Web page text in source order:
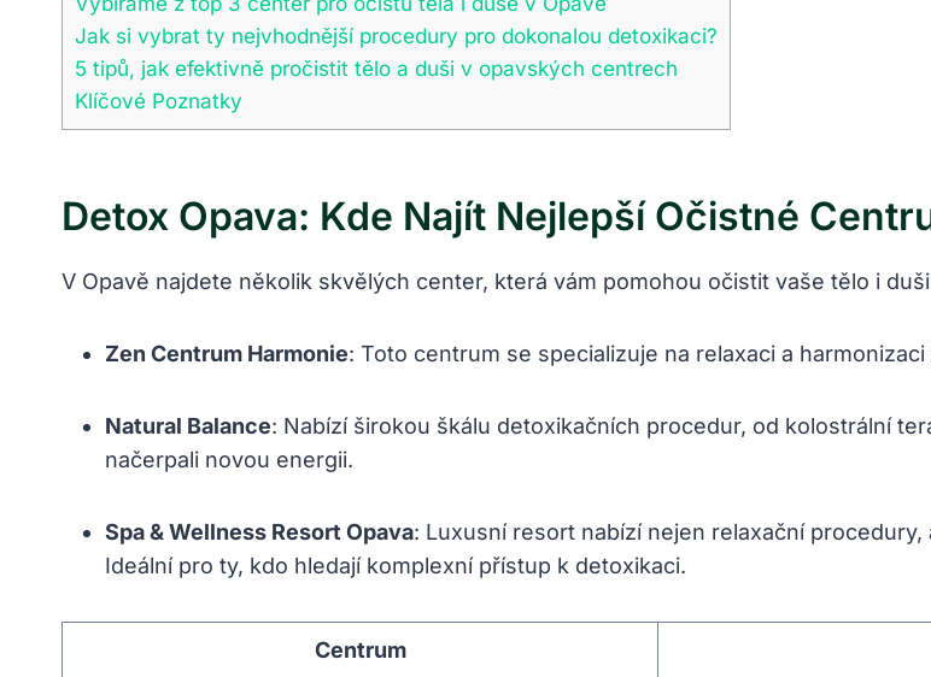
Jak si vybrat ty nejvhodnější procedury pro dokonalou detoxikaci?
5 tipů, jak efektivně pročistit tělo a duši v opavských centrech
Klíčové Poznatky
Detox Opava: Kde Najít Nejlepší Očistné
V Opavě najdete několik skvělých center, která vám pomohou očistit vaše tělo i
Zen Centrum Harmonie: Toto centrum se specializuje na relaxaci a
Natural Balance: Nabízí širokou škálu detoxikačních procedur, od kolostrální
načerpali novou energii.
Spa & Wellness Resort Opava: Luxusní resort nabízí nejen relaxační
Ideální pro ty, kdo hledají komplexní přístup k detoxikaci.
Centrum